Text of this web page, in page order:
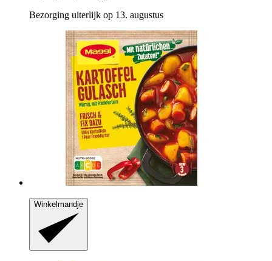
Bezorging uiterlijk op 13. augustus
Winkelmandje